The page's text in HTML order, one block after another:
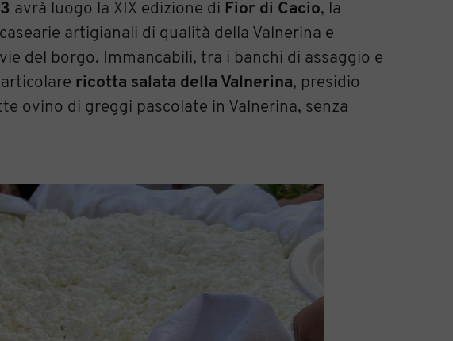
avrà luogo la XIX edizione di Fior di Cacio, la
artigianali di qualità della Valnerina e
del borgo. Immancabili, tra i banchi di assaggio e
ricotta salata della Valnerina, presidio
ovino di greggi pascolate in Valnerina, senza